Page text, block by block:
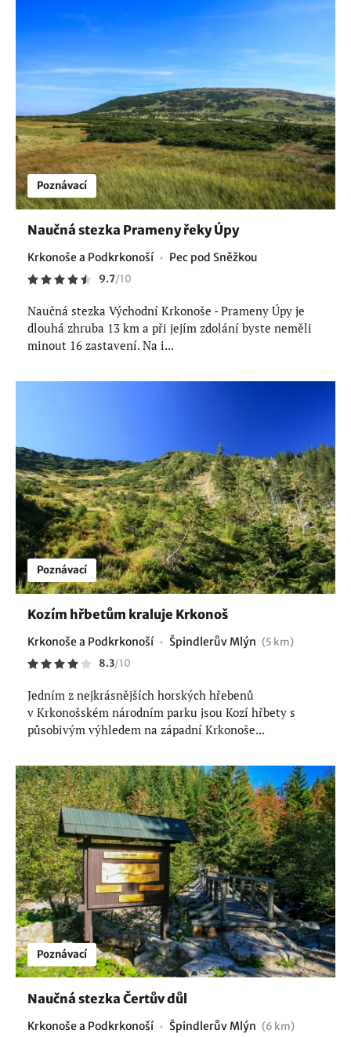
Poznávací
Naučná stezka Prameny řeky Úpy
Krkonoše a Podkrkonoší Pec pod Sněžkou
9.7/10
Naučná stezka Východní Krkonoše - Prameny Úpy je
dlouhá zhruba 13 km a při jejím zdolání byste neměli
minout 16 zastavení. Na i...
Poznávací
Kozím hřbetům kraluje Krkonoš
Krkonoše a Podkrkonoší Špindlerův Mlýn (5 km)
8.3/10
Jedním z nejkrásnějších horských hřebenů
v Krkonošském národním parku jsou Kozí hřbety s
působivým výhledem na západní Krkonoše...
Poznávací
Naučná stezka Čertův důl
Krkonoše a Podkrkonoší Špindlerův Mlýn (6 km)